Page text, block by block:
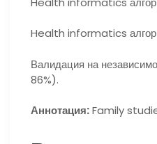
Health informatics
Валидация на
86%).
Аннотация:Family